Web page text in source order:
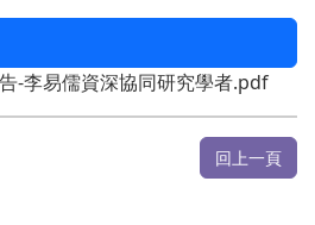
-李易儒資深協同研究學者.pdf
回上一頁